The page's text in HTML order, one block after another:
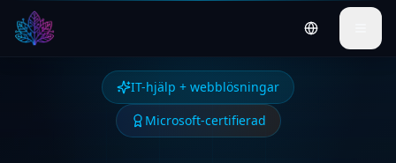
Switch to
IT-hjälp + webblösningar
Microsoft-certifierad